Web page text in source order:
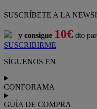
SUSCRÍBETE A LA
y consigue 10€ dto
SUSCRIBIRME
SÍGUENOS EN
CONFORAMA
GUÍA DE COMPRA